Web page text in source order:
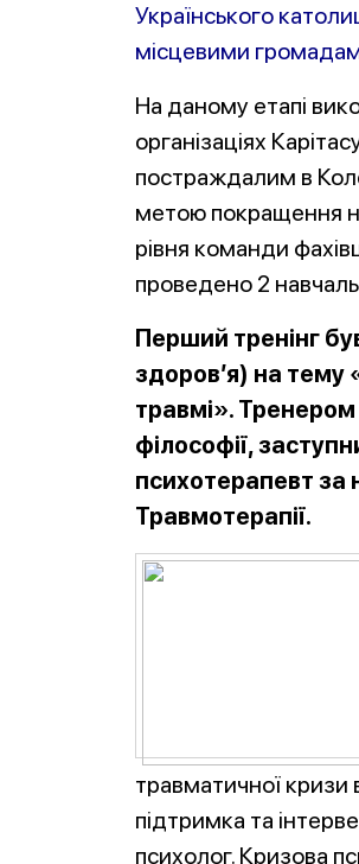
Українського
місцевими
На даному етапі
організаціях
постраждалим в
метою покращення
рівня команди
проведено 2 на
Перший тренінг
здоров’я) на тему
травмі».
філософії,
психотерапевт за
Травмотерапії.
травматичної кризи
підтримка та
психолог. Кризова